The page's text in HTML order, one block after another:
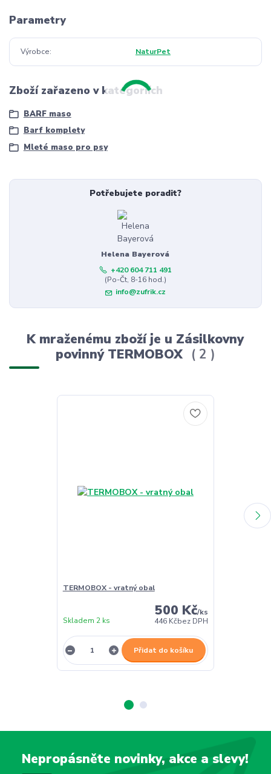
Parametry
Výrobce NaturPet
Zboží zařazeno v kategoriích
BARF maso
Barf komplety
Mleté maso pro psy
Potřebujete poradit?
Helena Bayerová
+420 604 711 491
(Po-Čt, 8-16 hod.)
info@zufrik.cz
K mraženému zboží je u Zásilkovny
povinný TERMOBOX
2
TERMOBOX - vratný obal
500 Kč/ks
446 Kčbez DPH
Skladem 2 ks
Přidat do košíku
Nepropásněte novinky, akce a slevy!